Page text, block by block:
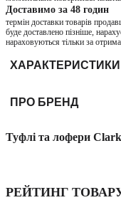
Доставимо за 48 годин
термін доставки товарів
буде доставлено пізніше,
нараховуються тільки за
ХАРАКТЕРИСТИКИ
ПРО БРЕНД
Туфлі та лофери
РЕЙТИНГ